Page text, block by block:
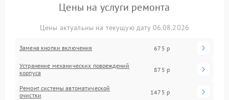
Цены на услуги ремонта
Цены актуальны на текущую дату 06.08.2026
Замена кнопки включения 675 р
Устранение механических повреждений
корпуса
875 р
Ремонт системы автоматической
очистки
1475 р